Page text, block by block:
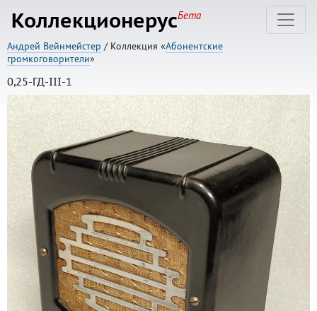
КоллекционерусБета
Андрей Вейнмейстер / Коллекция «Абонентские
громкоговорители»
0,25-ГД-III-1